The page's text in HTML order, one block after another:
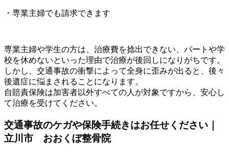
・専業主婦でも請求できます
専業主婦や学生の方は、治療費を捻出できない、パートや学
校を休めないといった理由で治療が後回しになりがちです。
しかし、交通事故の衝撃によって全身に歪みが出ると、後々
後遺症に悩まされることになります。
自賠責保険は加害者以外すべての人が対象ですから、安心し
て治療を受けてください。
交通事故のケガや保険手続きはお任せください｜
立川市 おおくぼ整骨院